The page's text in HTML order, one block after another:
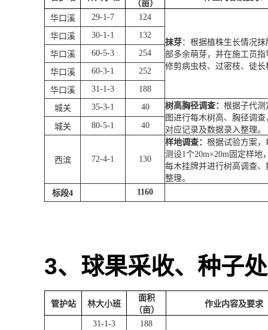
（亩）
华口溪 29-1-7 124
抹芽：根据植株生长情况抹
部多余萌芽，并在施工员指
修剪病虫枝、过密枝、徒长
华口溪 30-1-1 132
华口溪 60-5-3 254
华口溪 60-3-1 252
华口溪 31-1-3 188
城关 35-3-1 40 树高胸径调查： 根据子代测
图进行每木树高、胸径调查
对应记录及数据录入整理。
城关 80-5-1 40
西滨 72-4-1 130
样地调查： 根据试验方案，
测设1个20m×20m 固定样地
每木挂牌并进行树高调查、
整理。
标段4 1160
3、球果采收、种子
管护站 林大小班
面积
（亩）
作业内容及要求
31-1-3 188